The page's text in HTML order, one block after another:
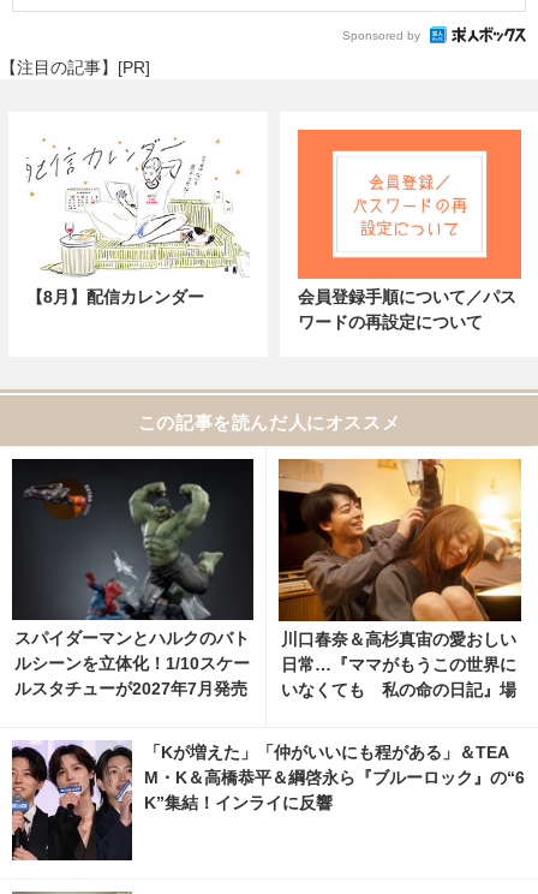
Sponsored by
【注目の記事】[PR]
【8月】配信カレンダー
会員登録手順について／パス
ワードの再設定について
この記事を読んだ人にオススメ
スパイダーマンとハルクのバト
ルシーンを立体化！1/10スケー
ルスタチューが2027年7月発売
acafe.net
川口春奈＆高杉真宙の愛おしい
日常…『ママがもうこの世界に
いなくても 私の命の日記』場
nemacafe.net
「Kが増えた」「仲がいいにも程がある」＆TEA
M・K＆高橋恭平＆綱啓永ら『ブルーロック』の“6
K”集結！インライに反響